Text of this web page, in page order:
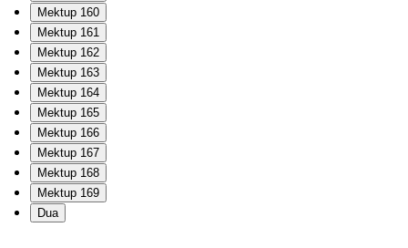
Mektup 160
Mektup 161
Mektup 162
Mektup 163
Mektup 164
Mektup 165
Mektup 166
Mektup 167
Mektup 168
Mektup 169
Dua